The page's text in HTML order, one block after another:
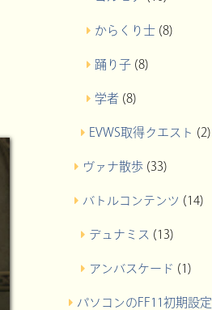
からくり士 (8)
踊り子 (8)
学者 (8)
EVWS取得クエスト (2)
ヴァナ散歩 (33)
バトルコンテンツ (14)
デュナミス (13)
アンバスケード (1)
パソコンのFF11初期設定